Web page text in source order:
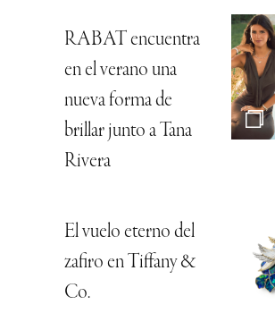
RABAT encuentra
en el verano una
nueva forma de
brillar junto a Tana
Rivera
El vuelo eterno del
zafiro en Tiffany &
Co.